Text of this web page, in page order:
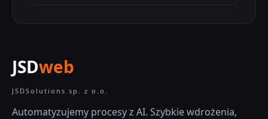
JSDweb
JSDSolutions sp. z o.o.
Automatyzujemy procesy z AI. Szybkie wdrożenia,